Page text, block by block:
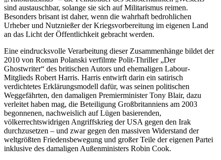
sind austauschbar, solange sie sich auf Militarismus reimen.
Besonders brisant ist daher, wenn die wahrhaft bedrohlichen
Urheber und Nutznießer der Kriegsvorbereitung im eigenen Land
an das Licht der Öffentlichkeit gebracht werden.
Eine eindrucksvolle Verarbeitung dieser Zusammenhänge bildet der
2010 von Roman Polanski verfilmte Polit-Thriller „Der
Ghostwriter“ des britischen Autors und ehemaligen Labour-
Mitglieds Robert Harris. Harris entwirft darin ein satirisch
verdichtetes Erklärungsmodell dafür, was seinen politischen
Weggefährten, den damaligen Premierminister Tony Blair, dazu
verleitet haben mag, die Beteiligung Großbritanniens am 2003
begonnenen, nachweislich auf Lügen basierenden,
völkerrechtswidrigen Angriffskrieg der USA gegen den Irak
durchzusetzen – und zwar gegen den massiven Widerstand der
weltgrößten Friedensbewegung und großer Teile der eigenen Partei
inklusive des damaligen Außenministers Robin Cook.